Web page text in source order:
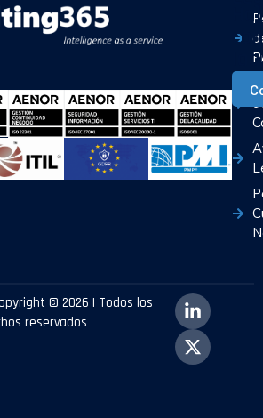
con
© 2026 | Todos los
reservados